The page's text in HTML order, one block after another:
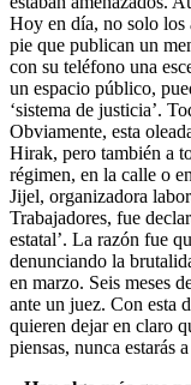
Hoy en día, no solo los
pie que publican un
con su teléfono una
un espacio público,
‘sistema de justicia’.
Obviamente, esta
Hirak, pero también a
régimen, en la calle o
Jijel, organizadora
Trabajadores, fue
estatal’. La razón fue
denunciando la
en marzo. Seis meses
ante un juez. Con esta
quieren dejar en claro
piensas, nunca estarás